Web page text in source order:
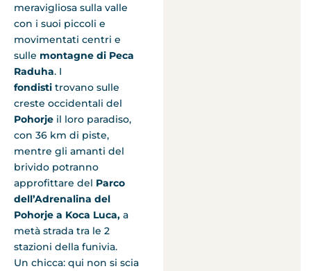
meravigliosa sulla valle
con i suoi piccoli e
movimentati centri e
sulle montagne di Peca
Raduha. I
fondisti trovano sulle
creste occidentali del
Pohorje il loro paradiso,
con 36 km di piste,
mentre gli amanti del
brivido potranno
approfittare del Parco
dell’Adrenalina del
Pohorje a Koca Luca, a
metà strada tra le 2
stazioni della funivia.
Un chicca: qui non si scia